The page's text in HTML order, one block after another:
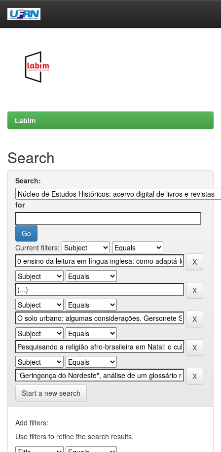
Labim
Search
Search:
for
Current filters:
Start a new search
Add filters:
Use filters to refine the search results.